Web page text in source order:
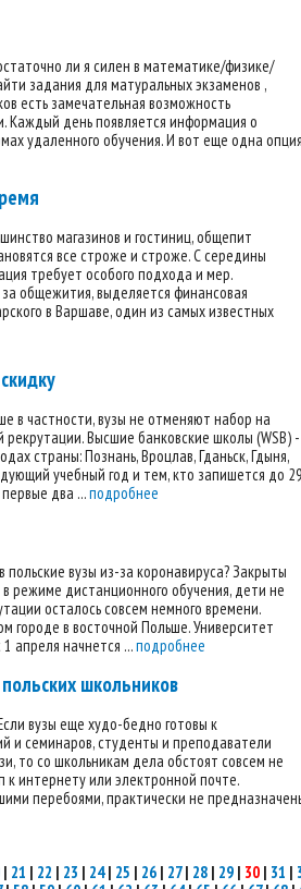
ли я силен в математике/физике/
задания для матуральных экзаменов ,
есть замечательная возможность
Каждый день появляется информация о
удаленного обучения. И вот еще одна опция
магазинов и гостиниц, общепит
все строже и строже. С середины
требует особого подхода и мер.
общежития, выделяется финансовая
в Варшаве, один из самых известных
в частности, вузы не отменяют набор на
Высшие банковские школы (WSB) -
страны: Познань, Вроцлав, Гданьск, Гдыня,
учебный год и тем, кто запишется до 29
два ...подробнее
вузы из-за коронавируса? Закрыты
режиме дистанционного обучения, дети не
осталось совсем немного времени.
городе в восточной Польше. Университет
апреля начнется ...подробнее
школьников
вузы еще худо-бедно готовы к
и семинаров, студенты и преподаватели
то со школьникам дела обстоят совсем не
интернету или электронной почте.
перебоями, практически не
| 21 | 22 | 23 | 24| 25 | 26 | 27| 28 | 29 | 30 | 31 |